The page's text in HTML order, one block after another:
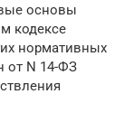
основы
кодексе
нормативных
от N 14-ФЗ